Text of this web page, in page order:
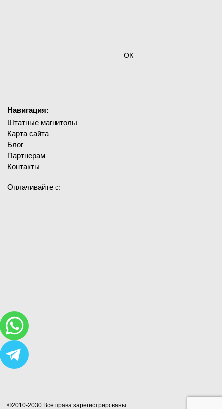
ОК
Навигация:
Штатные магнитолы
Карта сайта
Блог
Партнерам
Контакты
Оплачивайте с:
©2010-2030 Все права зарегистрированы